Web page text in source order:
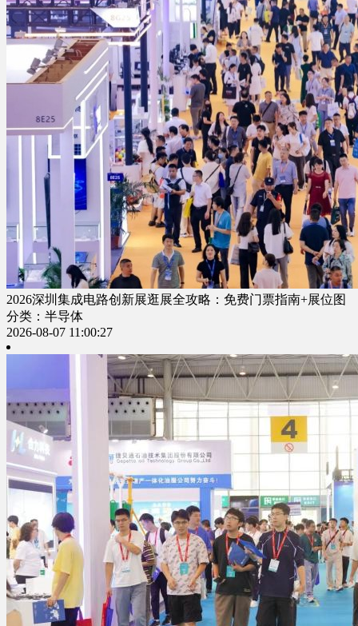
2026深圳集成电路创新展逛展全攻略：免费门票指南+展位图
分类：半导体
2026-08-07 11:00:27